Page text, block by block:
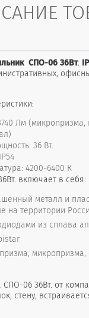
СПО-06 36Вт.
Лм
36 Вт.
4200-6400 К
включает в себя:
металл и
на территории
из сплава
СПО-06 36Вт. от
стену,